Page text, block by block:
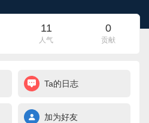
11
人气
0
贡献
Ta的日志
加为好友